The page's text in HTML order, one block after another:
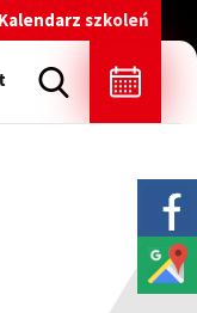
Kalendarz szkoleń